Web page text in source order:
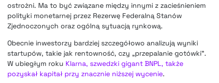
ostrożni. Ma to być związane między innymi z zacieśnieniem
polityki monetarnej przez Rezerwę Federalną Stanów
Zjednoczonych oraz ogólną sytuacją rynkową.
Obecnie inwestorzy bardziej szczegółowo analizują wyniki
startupów, takie jak rentowność, czy „przepalanie gotówki”.
W ubiegłym roku Klarna, szwedzki gigant BNPL, także
pozyskał kapitał przy znacznie niższej wycenie.